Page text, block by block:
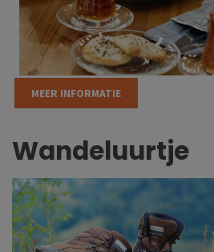
MEER INFORMATIE
Wandeluurtje